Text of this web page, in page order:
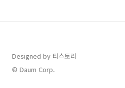
Designed by 티스토리
© Daum Corp.